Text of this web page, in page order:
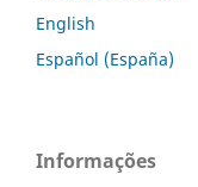
English
Español (España)
Informações